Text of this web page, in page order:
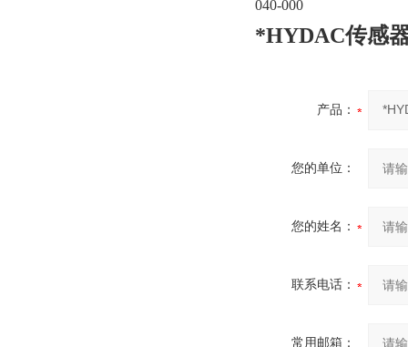
040-000
*HYDAC传感
产品：
您的单位：
您的姓名：
联系电话：
常用邮箱：